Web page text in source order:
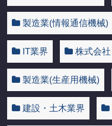
製造業(情報通信機械)
IT業界 株式会社
製造業(生産用機械)
建設・土木業界